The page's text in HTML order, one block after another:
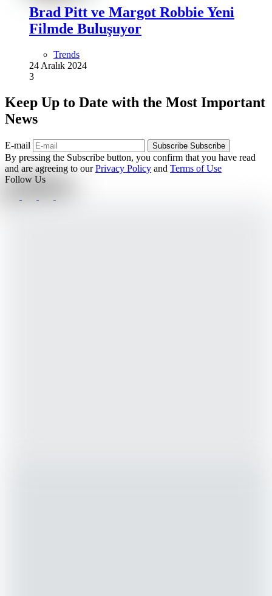
Brad Pitt ve Margot Robbie Yeni
Filmde Buluşuyor
Trends
24 Aralık 2024
3
Keep Up to Date with the Most Important
News
E-mail Subscribe Subscribe
By pressing the Subscribe button, you confirm that you have read
and are agreeing to ourPrivacy Policy and Terms of Use
Follow Us